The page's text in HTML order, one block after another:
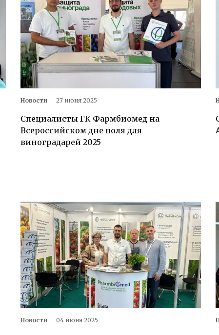
Новости 27 июня 2025
Специалисты ГК Фармбиомед на
Всероссийском дне поля для
виноградарей 2025
Новости 04 июня 2025